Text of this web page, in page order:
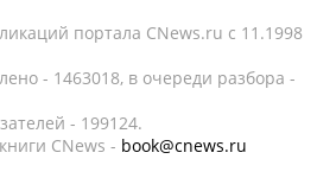
портала CNews.ru c 11.1998
- 1463018, в очереди разбора -
- 199124.
CNews - book@cnews.ru